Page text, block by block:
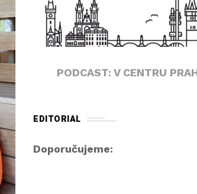
PODCAST: V CENTRU
EDITORIAL
Doporučujeme: